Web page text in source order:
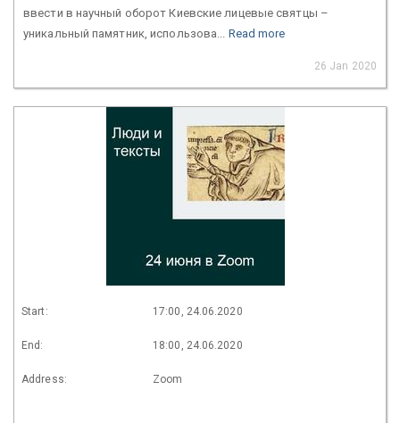
ввести в научный оборот Киевские лицевые святцы –
уникальный памятник, использова... Read more
26 Jan 2020
Start: 17:00, 24.06.2020
End: 18:00, 24.06.2020
Address: Zoom